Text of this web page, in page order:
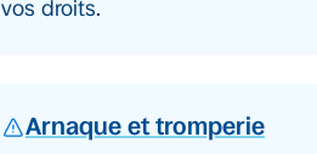
vos droits.
Arnaque et tromperie